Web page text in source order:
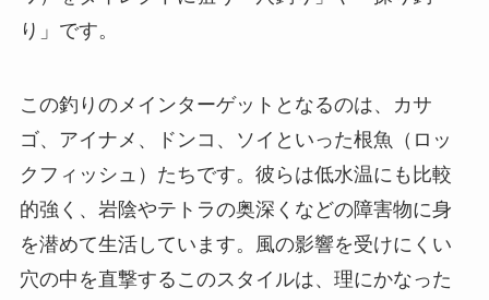
り」です。
この釣りのメインターゲットとなるのは、カサ
ゴ、アイナメ、ドンコ、ソイといった根魚（ロッ
クフィッシュ）たちです。彼らは低水温にも比較
的強く、岩陰やテトラの奥深くなどの障害物に身
を潜めて生活しています。風の影響を受けにくい
穴の中を直撃するこのスタイルは、理にかなった